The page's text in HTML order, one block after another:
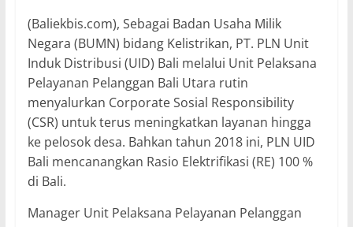
(Baliekbis.com), Sebagai Badan Usaha Milik
Negara (BUMN) bidang Kelistrikan, PT. PLN Unit
Induk Distribusi (UID) Bali melalui Unit Pelaksana
Pelayanan Pelanggan Bali Utara rutin
menyalurkan Corporate Sosial Responsibility
(CSR) untuk terus meningkatkan layanan hingga
ke pelosok desa. Bahkan tahun 2018 ini, PLN UID
Bali mencanangkan Rasio Elektrifikasi (RE) 100 %
di Bali.
Manager Unit Pelaksana Pelayanan Pelanggan